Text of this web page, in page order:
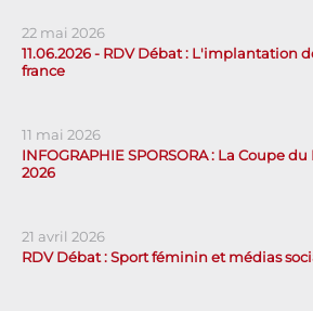
22 mai 2026
11.06.2026 - RDV Débat : L'implantation
france
11 mai 2026
INFOGRAPHIE SPORSORA : La Coupe
2026
21 avril 2026
RDV Débat : Sport féminin et médias